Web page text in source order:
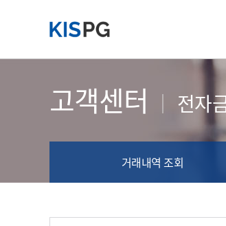
고객센터 전자
거래내역 조회